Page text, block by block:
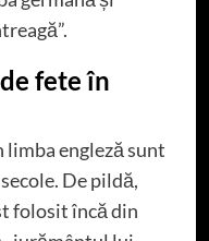
fete în
limba engleză sunt
De pildă,
folosit încă din